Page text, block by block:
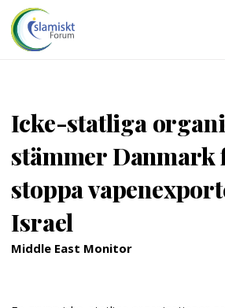
Icke-statliga
stämmer Danmark
stoppa
Israel
Middle East Monitor